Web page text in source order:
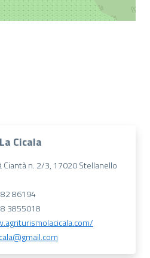
Cicala
Ciantà n. 2/3, 17020 Stellanello
86194
3855018